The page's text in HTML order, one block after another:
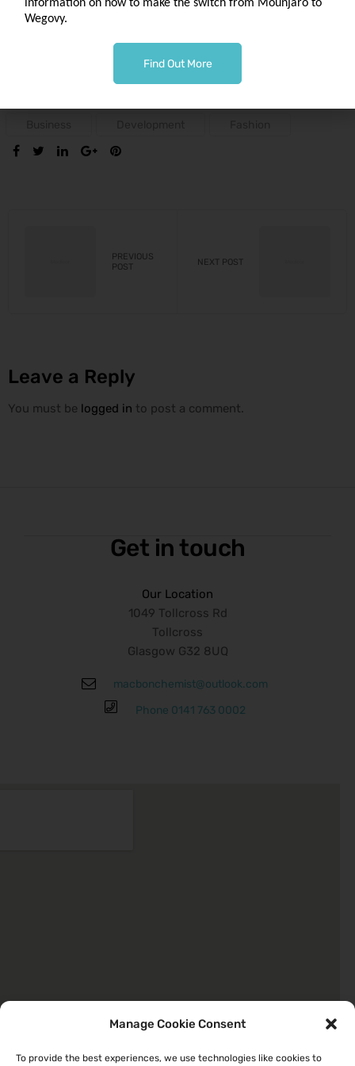
Manage Cookie Consent
To provide the best experiences, we use technologies like cookies to
perspiciatis unde omnis iste natus error sit voluptatem
accusantium doloremque laudantium, totam rem aperiam,
eaque ipsa quae ab illo inventore veritatis
SHARE:
PREVIOUS
POST
NEXT POST
Leave a Reply
You must be logged in to post a comment.
Get in touch
Our Location
1049 Tollcross Rd
Tollcross
Glasgow G32 8UQ
macbonchemist@outlook.com
Phone 0141 763 0002
information on how to make the switch from Mounjaro to
Wegovy.
Find Out More